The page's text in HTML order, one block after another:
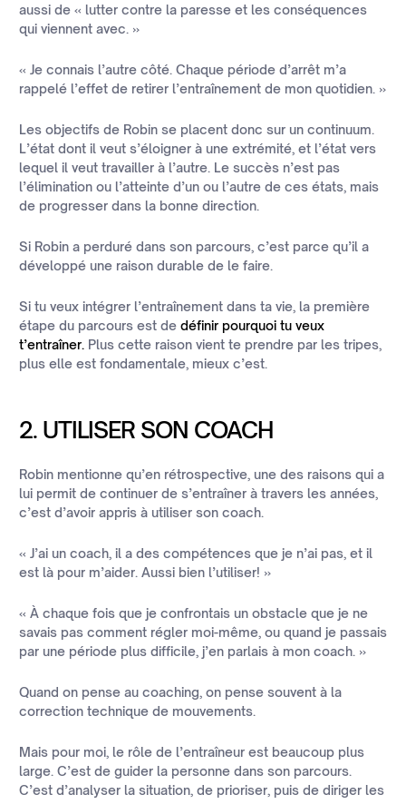
aussi de « lutter contre la paresse et les conséquences
qui viennent avec. »
« Je connais l’autre côté. Chaque période d’arrêt m’a
rappelé l’effet de retirer l’entraînement de mon quotidien. »
Les objectifs de Robin se placent donc sur un continuum.
L’état dont il veut s’éloigner à une extrémité, et l’état vers
lequel il veut travailler à l’autre. Le succès n’est pas
l’élimination ou l’atteinte d’un ou l’autre de ces états, mais
de progresser dans la bonne direction.
Si Robin a perduré dans son parcours, c’est parce qu’il a
développé une raison durable de le faire.
Si tu veux intégrer l’entraînement dans ta vie, la première
étape du parcours est de définir pourquoi tu veux
t’entraîner. Plus cette raison vient te prendre par les tripes,
plus elle est fondamentale, mieux c’est.
2. UTILISER SON COACH
Robin mentionne qu’en rétrospective, une des raisons qui a
lui permit de continuer de s’entraîner à travers les années,
c’est d’avoir appris à utiliser son coach.
« J’ai un coach, il a des compétences que je n’ai pas, et il
est là pour m’aider. Aussi bien l’utiliser! »
« À chaque fois que je confrontais un obstacle que je ne
savais pas comment régler moi-même, ou quand je passais
par une période plus difficile, j’en parlais à mon coach. »
Quand on pense au coaching, on pense souvent à la
correction technique de mouvements.
Mais pour moi, le rôle de l’entraîneur est beaucoup plus
large. C’est de guider la personne dans son parcours.
C’est d’analyser la situation, de prioriser, puis de diriger les